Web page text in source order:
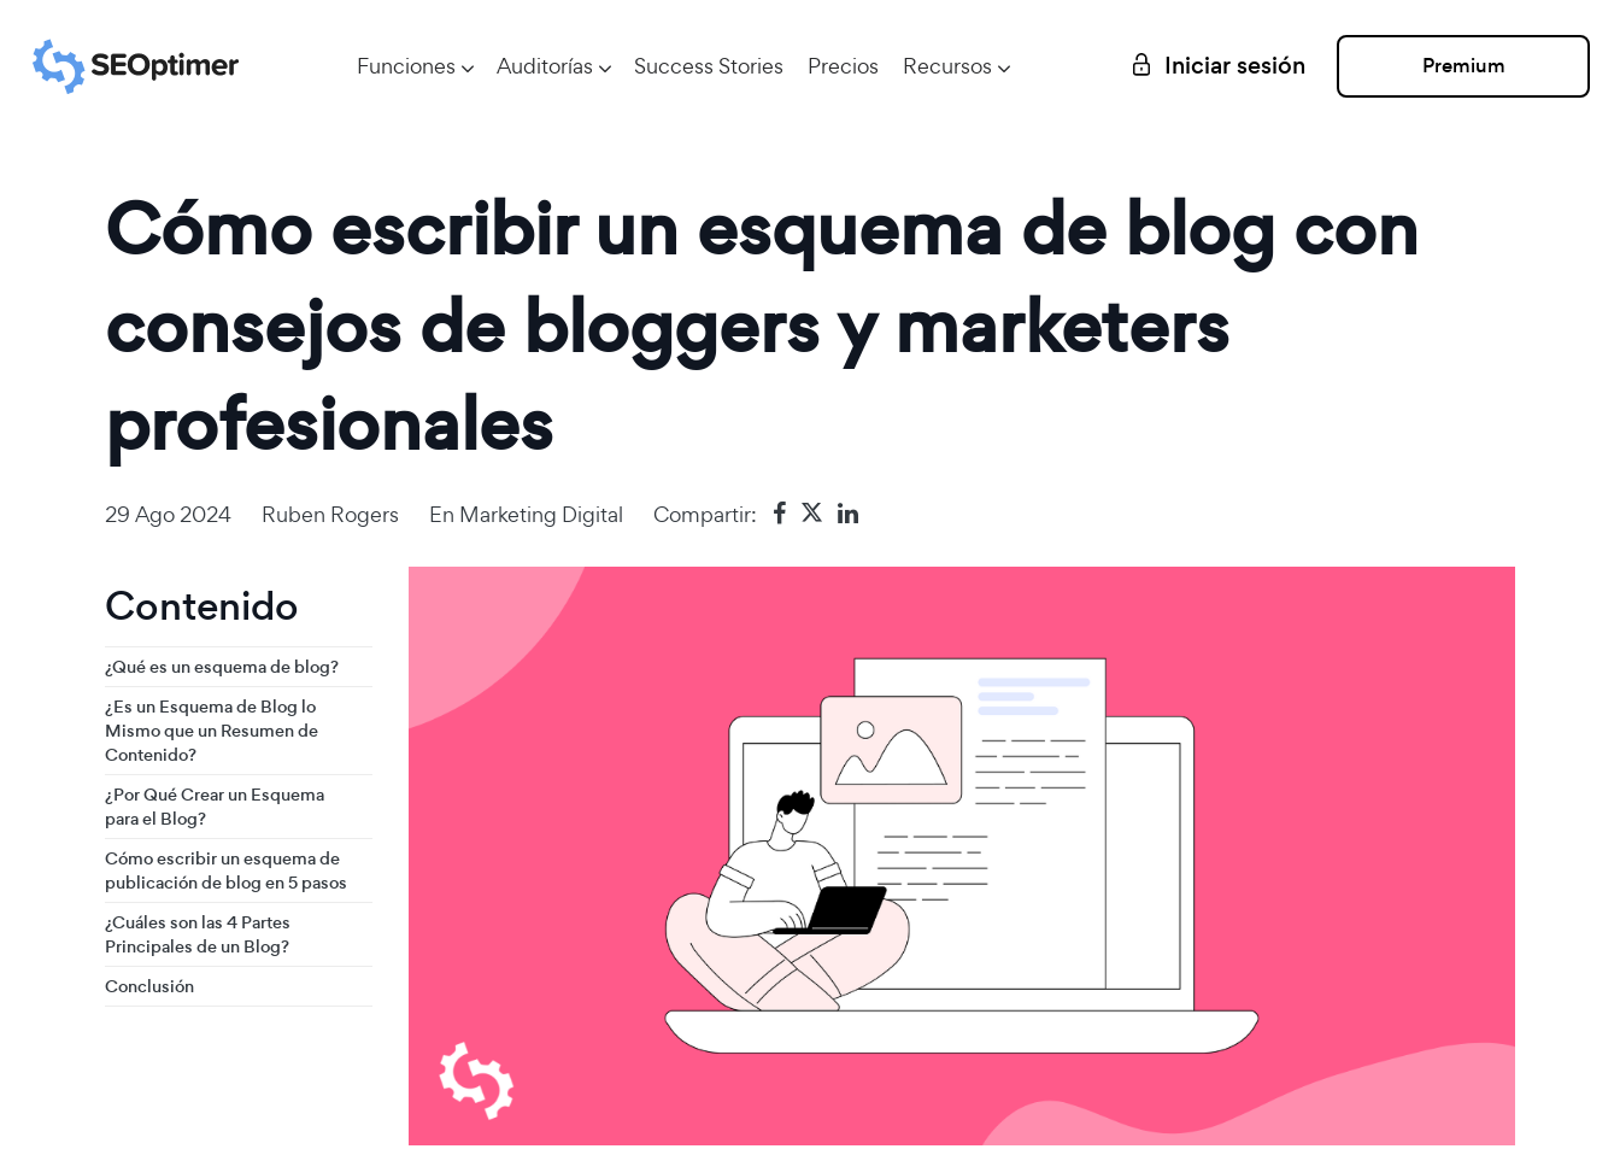
Funciones Auditorías Success Stories Precios Recursos Iniciar sesión Premium
Cómo escribir un esquema de blog con
consejos de bloggers y marketers
profesionales
29 Ago 2024 Ruben Rogers En Marketing Digital Compartir:
Contenido
¿Qué es un esquema de blog?
¿Es un Esquema de Blog lo
Mismo que un Resumen de
Contenido?
¿Por Qué Crear un Esquema
para el Blog?
Cómo escribir un esquema de
publicación de blog en 5 pasos
¿Cuáles son las 4 Partes
Principales de un Blog?
Conclusión